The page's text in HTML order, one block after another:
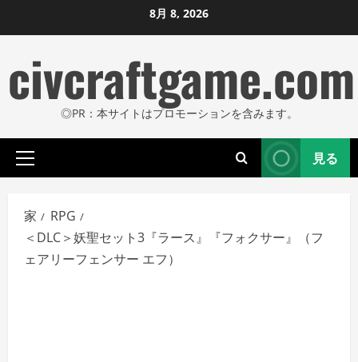
ン
ン
ツ
ス
ッ
8月 8, 2026
civcraftgame.com
◎PR：本サイトはプロモーションを含みます。
プ
イ
マ
リ
メ
見る
家
RPG
＜DLC＞妖聖セット3『ラース』『フォクサー』（フ
ェアリーフェンサー エフ）